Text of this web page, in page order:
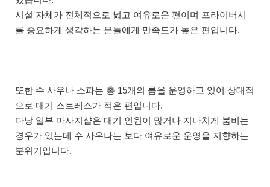
시설 자체가 전체적으로 넓고 여유로운 편이며 프라이버시
를 중요하게 생각하는 분들에게 만족도가 높은 편입니다.
또한 수 사우나 스파는 총 15개의 룸을 운영하고 있어 상대적
으로 대기 스트레스가 적은 편입니다.
다낭 일부 마사지샵은 대기 인원이 많거나 지나치게 붐비는
경우가 있는데 수 사우나는 보다 여유로운 운영을 지향하는
분위기입니다.